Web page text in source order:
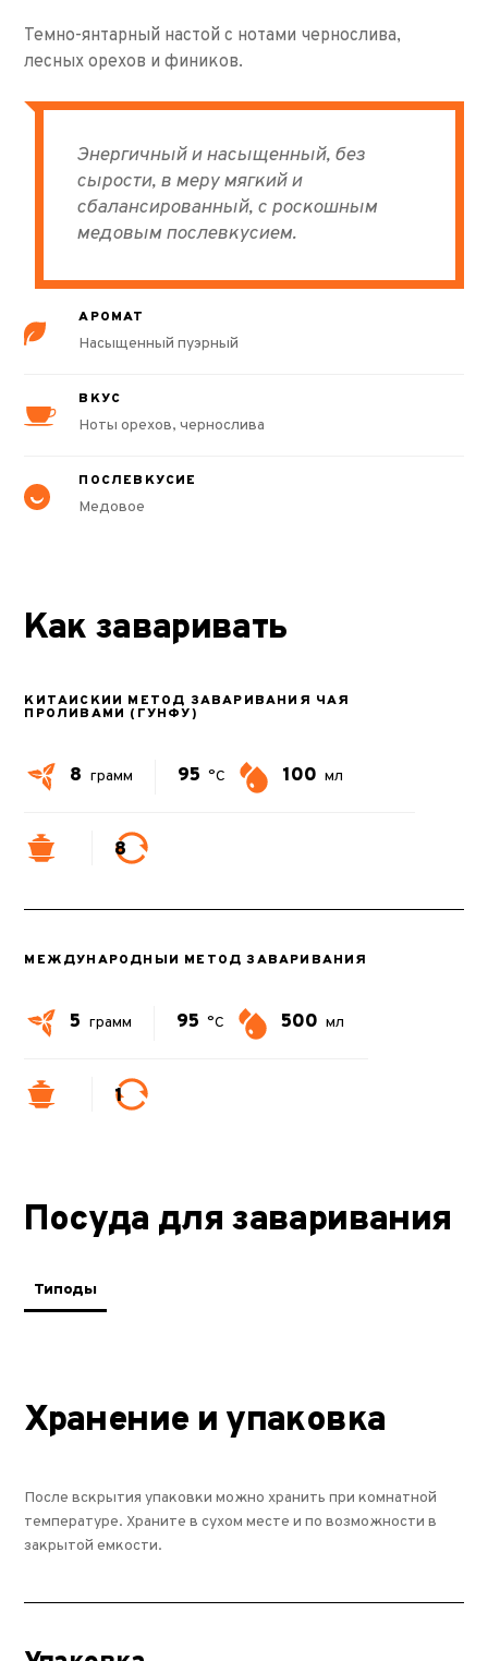
Темно-янтарный настой с нотами чернослива,
лесных орехов и фиников.
Энергичный и насыщенный, без
сырости, в меру мягкий и
сбалансированный, с роскошным
медовым послевкусием.
АРОМАТ
Насыщенный пуэрный
ВКУС
Ноты орехов, чернослива
ПОСЛЕВКУСИЕ
Медовое
Как заваривать
КИТАЙСКИЙ МЕТОД ЗАВАРИВАНИЯ ЧАЯ
ПРОЛИВАМИ (ГУНФУ)
8 грамм 95 °C 100 мл
8
МЕЖДУНАРОДНЫЙ МЕТОД ЗАВАРИВАНИЯ
5 грамм 95 °C 500 мл
1
Посуда для заваривания
Типоды
Хранение и упаковка
После вскрытия упаковки можно хранить при комнатной
температуре. Храните в сухом месте и по возможности в
закрытой емкости.